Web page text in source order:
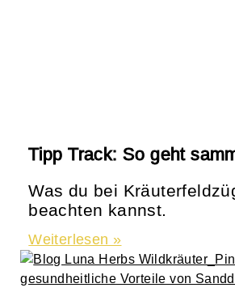
Tipp Track: So geht
Was du bei
beachten kannst.
Weiterlesen »